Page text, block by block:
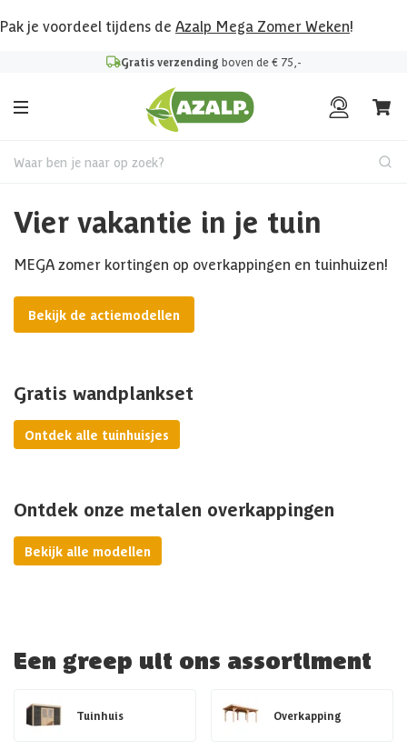
Pak je voordeel tijdens de Azalp Mega Zomer Weken!
Gratis verzending boven de € 75,-
Waar ben je naar op zoek?
Vier vakantie in je tuin
MEGA zomer kortingen op overkappingen en tuinhuizen!
Bekijk de actiemodellen
Gratis wandplankset
Ontdek alle tuinhuisjes
Ontdek onze metalen overkappingen
Bekijk alle modellen
Een greep uit ons assortiment
Tuinhuis Overkapping